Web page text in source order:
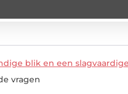
blik en een
vragen